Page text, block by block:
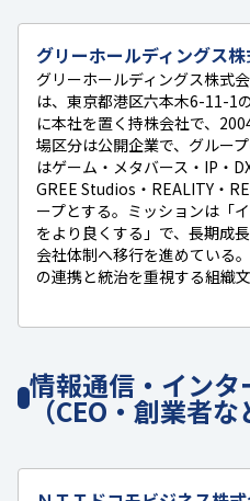
グリーホールディングス
グリーホールディングス株式
は、東京都港区六本木6-11-
に本社を置く持株会社で、
場区分は公開企業で、グルー
はゲーム・メタバース・IP・
GREE Studios・REALITY・
ープとする。ミッションは「
をより良くする」で、長期成
会社体制へ移行を進めている
の連携と統治を重視する組織
情報通信・イン
（CEO・創業者